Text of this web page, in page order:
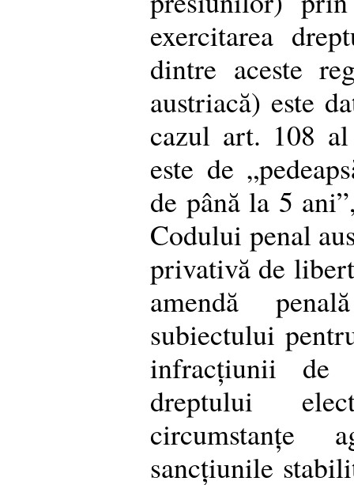
exercitarea
dintre aceste
austriacă) este
cazul art. 108
este de
de până la 5
Codului penal
privativă de
amendă
subiectului
infracțiunii de
dreptului
circumstanțe
sancțiunile